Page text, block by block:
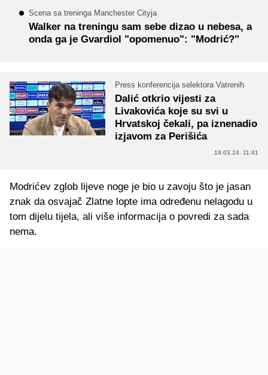
Scena sa treninga Manchester Cityja
Walker na treningu sam sebe dizao u nebesa, a
onda ga je Gvardiol "opomenuo": "Modrić?"
Press konferencija selektora Vatrenih
Dalić otkrio vijesti za
Livakovića koje su svi u
Hrvatskoj čekali, pa iznenadio
izjavom za Perišića
18.03.24. 11:41
Modrićev zglob lijeve noge je bio u zavoju što je jasan
znak da osvajač Zlatne lopte ima određenu nelagodu u
tom dijelu tijela, ali više informacija o povredi za sada
nema.